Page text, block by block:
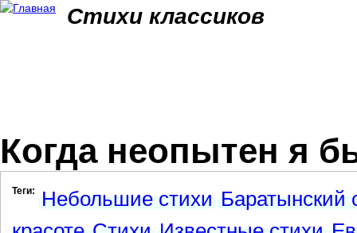
Стихи классиков
Когда неопытен я
Теги: Небольшие стихи Баратынский